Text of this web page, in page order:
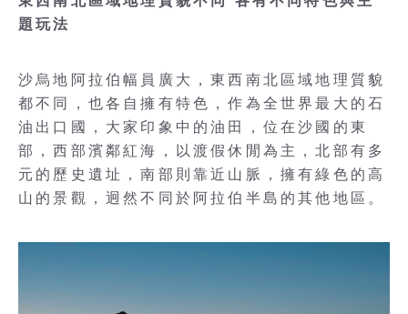
題玩法
沙烏地阿拉伯幅員廣大，東西南北區域地理質貌
都不同，也各自擁有特色，作為全世界最大的石
油出口國，大家印象中的油田，位在沙國的東
部，西部濱鄰紅海，以渡假休閒為主，北部有多
元的歷史遺址，南部則靠近山脈，擁有綠色的高
山的景觀，迥然不同於阿拉伯半島的其他地區。